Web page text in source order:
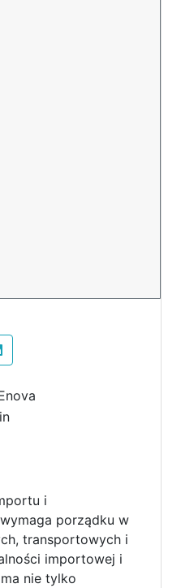
i
porządku w
transportowych i
importowej i
nie tylko